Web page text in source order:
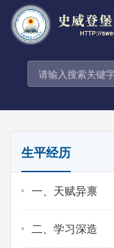
生平经历
一、天赋异禀
二、学习深造